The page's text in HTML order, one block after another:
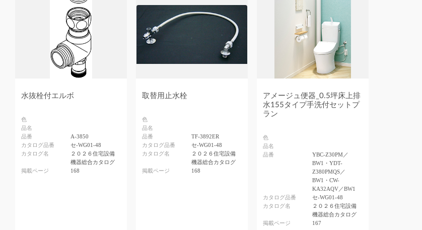
水抜栓付エルボ
色
品名
品番
A-3850
カタログ品番
セ-WG01-48
カタログ名
２０２６住宅設備
機器総合カタログ
掲載ページ
168
取替用止水栓
色
品名
品番
TF-3892ER
カタログ品番
セ-WG01-48
カタログ名
２０２６住宅設備
機器総合カタログ
掲載ページ
168
アメージュ便器_0.5坪床上排
水155タイプ手洗付セットプ
ラン
色
品名
品番
YBC-Z30PM／
BW1・YDT-
Z380PMQS／
BW1・CW-
KA32AQV／BW1
カタログ品番
セ-WG01-48
カタログ名
２０２６住宅設備
機器総合カタログ
掲載ページ
167